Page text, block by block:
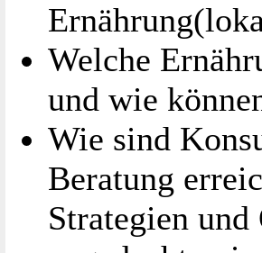
Welche
und wie
Wie sind
Beratung
Strategien